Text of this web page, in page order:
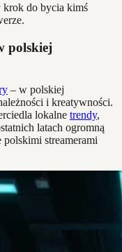
krok do bycia kimś
polskiej
– w polskiej
i kreatywności.
lokalne trendy,
latach ogromną
streamerami